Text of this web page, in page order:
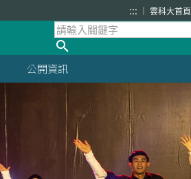
::: 雲科大首頁
公開資訊